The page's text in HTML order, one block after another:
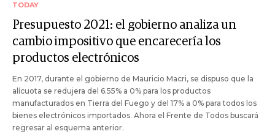
TODAY
Presupuesto 2021: el gobierno analiza un
cambio impositivo que encarecería los
productos electrónicos
En 2017, durante el gobierno de Mauricio Macri, se dispuso que la
alícuota se redujera del 6.55% a 0% para los productos
manufacturados en Tierra del Fuego y del 17% a 0% para todos los
bienes electrónicos importados. Ahora el Frente de Todos buscará
regresar al esquema anterior.